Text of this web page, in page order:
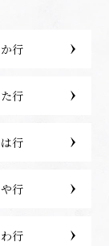
か行
た行
は行
や行
わ行